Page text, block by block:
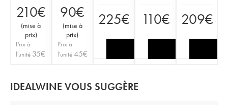
210€
(mise à
prix)
Prix à
l'unité 35€
90€
(mise à
prix)
Prix à
l'unité 45€
225€ 110€ 209€
IDEALWINE VOUS SUGGÈRE